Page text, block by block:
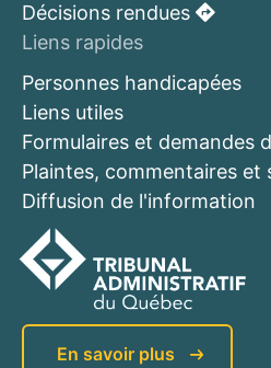
En savoir plus
Décisions rendues
Liens rapides
Personnes handicapées
Liens utiles
Formulaires et demandes
Plaintes, commentaires et
Diffusion de l'information